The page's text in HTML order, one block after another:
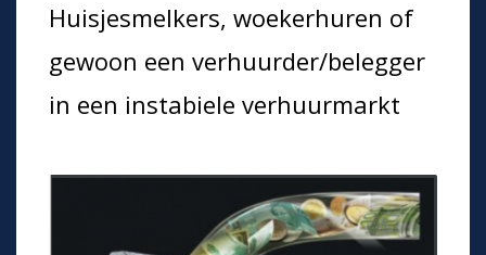
Huisjesmelkers, woekerhuren of
gewoon een verhuurder/belegger
in een instabiele verhuurmarkt